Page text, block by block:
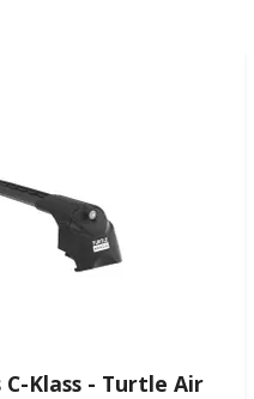
Klass - Turtle Air